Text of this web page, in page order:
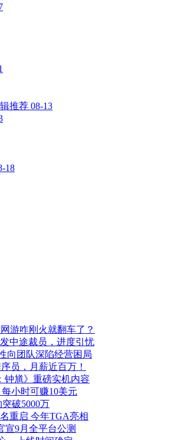
08-13
18
游咋刚火就翻车了？
中途裁员，进度引忧
向团队深陷经营困局
员，月薪近百万！
钟馗》重磅实机内容
小时可赚10美元
破5000万
重启 今年TGA亮相
宣9月全平台公测